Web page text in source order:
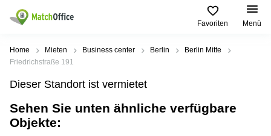
Favoriten Menü
Mieten / Vermieten
Produktseiten
Büro
mieten
Beliebte
Städte
Büro
mieten
Beliebte
Suchanfragen
Regus
Dortmund
Hilfe
Über uns
Home Mieten Business center Berlin
Berlin Mitte
Friedrichstraße 191
Dieser Standort ist vermietet
Sehen Sie unten ähnliche verfügbare
Objekte: